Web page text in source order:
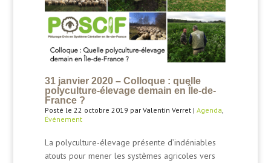
31 janvier 2020 – Colloque : quelle
polyculture-élevage demain en Île-de-
France ?
Posté le 22 octobre 2019 par Valentin Verret |Agenda,
Événement
La polyculture-élevage présente d’indéniables
atouts pour mener les systèmes agricoles vers